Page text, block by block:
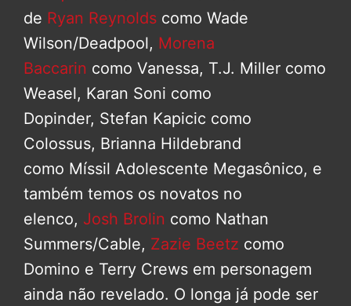
de Ryan Reynolds como Wade
Wilson/Deadpool, Morena
Baccarin como Vanessa, T.J. Miller como
Weasel, Karan Soni como
Dopinder, Stefan Kapicic como
Colossus, Brianna Hildebrand
como Míssil Adolescente Megasônico, e
também temos os novatos no
elenco, Josh Brolin como Nathan
Summers/Cable, Zazie Beetz como
Domino e Terry Crews em personagem
ainda não revelado. O longa já pode ser